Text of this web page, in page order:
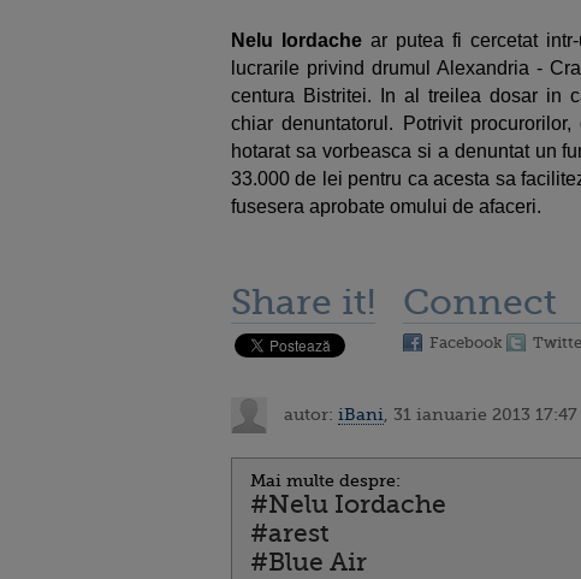
Nelu Iordachear putea fi cercetat
lucrarile privind drumul Alexandria -
centura Bistritei. In al treilea dosar in
chiar denuntatorul. Potrivit
hotarat sa vorbeasca si a denuntat un
33.000 de lei pentru ca acesta sa
fusesera aprobate omului de afaceri.
Share it! Connect
Facebook
autor: iBani , 31 ianuarie 2013 17:47
Mai multe despre:
#Nelu Iordache
#arest
#Blue Air